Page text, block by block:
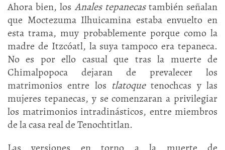
Ahora bien, los Anales tepanecastambién señalan
que Moctezuma Ilhuicamina estaba envuelto en
esta trama, muy probablemente porque como la
madre de Itzcóatl, la suya tampoco era tepaneca.
No es por ello casual que tras la muerte de
Chimalpopoca dejaran de prevalecer los
matrimonios entre los tlatoquetenochcas y las
mujeres tepanecas, y se comenzaran a privilegiar
los matrimonios intradinásticos, entre miembros
de la casa real de Tenochtitlan.